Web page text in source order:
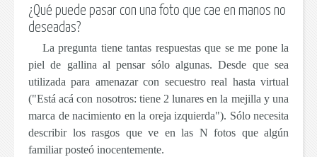
¿Qué puede pasar con una foto que cae en manos no
deseadas?
La pregunta tiene tantas respuestas que se me pone la
piel de gallina al pensar sólo algunas. Desde que sea
utilizada para amenazar con secuestro real hasta virtual
("Está acá con nosotros: tiene 2 lunares en la mejilla y una
marca de nacimiento en la oreja izquierda"). Sólo necesita
describir los rasgos que ve en las N fotos que algún
familiar posteó inocentemente.